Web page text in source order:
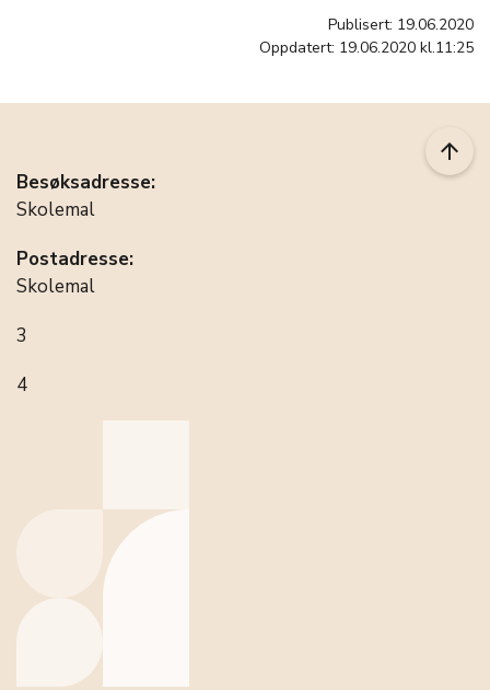
Publisert: 19.06.2020
Oppdatert: 19.06.2020 kl.11:25
arrow_upward
Besøksadresse:
Skolemal
Postadresse:
Skolemal
3
4